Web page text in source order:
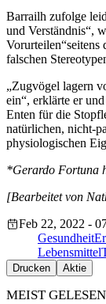
Barrailh zufolge
und Verständnis“,
Vorurteilen“seitens
falschen
„Zugvögel lagern
ein“, erklärte er
Enten für die
natürlichen, nicht-
physiologischen
*Gerardo Fortuna
[Bearbeitet von
Feb 22, 2022 -
Gesundheit
Lebensmittel
Drucken Aktie
MEIST GELESEN